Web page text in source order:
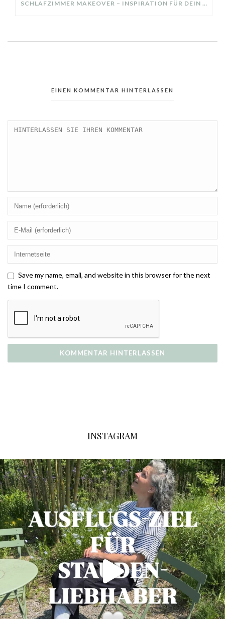
SCHLAFZIMMER MAKEOVER – INSPIRATION FÜR DEIN SCHLAFZIMMER: AUS ALT MACH NEU – HELL, GEMÜTLICH UND EINLADEND
EINEN KOMMENTAR HINTERLASSEN
Save my name, email, and website in this browser for the next
time I comment.
INSTAGRAM